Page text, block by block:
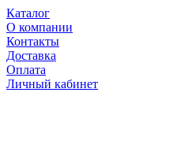
Каталог
О компании
Контакты
Доставка
Оплата
Личный кабинет